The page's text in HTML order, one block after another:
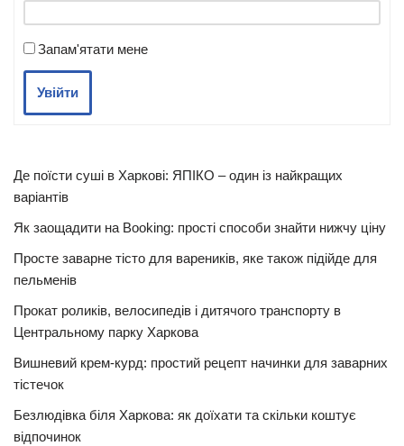
Запам'ятати мене
Увійти
Де поїсти суші в Харкові: ЯПІКО – один із найкращих
варіантів
Як заощадити на Booking: прості способи знайти нижчу ціну
Просте заварне тісто для вареників, яке також підійде для
пельменів
Прокат роликів, велосипедів і дитячого транспорту в
Центральному парку Харкова
Вишневий крем-курд: простий рецепт начинки для заварних
тістечок
Безлюдівка біля Харкова: як доїхати та скільки коштує
відпочинок